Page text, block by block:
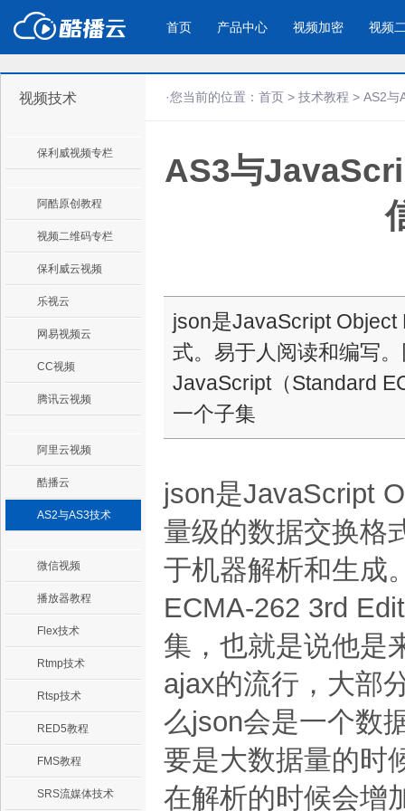
首页 产品中心
产品与新功能
视频加密防下载防录屏
教学课程全终端视频加密
防下载/防盗录/防录屏/防篡改
酷播云 | 企
免费稳定无广
帮助企业视
视频加密 视频
应用场景
企业宣传 产品宣传
个人网站
为个人网站、博客论坛，添加视频
视频技术
保利威视频专栏
阿酷原创教程
视频二维码专栏
保利威云视频
乐视云
网易视频云
CC视频
腾讯云视频
阿里云视频
酷播云
AS2与AS3技术
微信视频
播放器教程
Flex技术
Rtmp技术
Rtsp技术
RED5教程
FMS教程
SRS流媒体技术
·您当前的位置： 首页 > 技术教程 > AS2与
AS3与
json是JavaScript
式。易于人阅读和编写
JavaScript（Standard
一个子集
json是JavaScript
量级的数据交换格
于机器解析和生成
ECMA-262 3rd
集，也就是说他是
ajax的流行，大部
么json会是一个数
要是大数据量的时
在解析的时候会增